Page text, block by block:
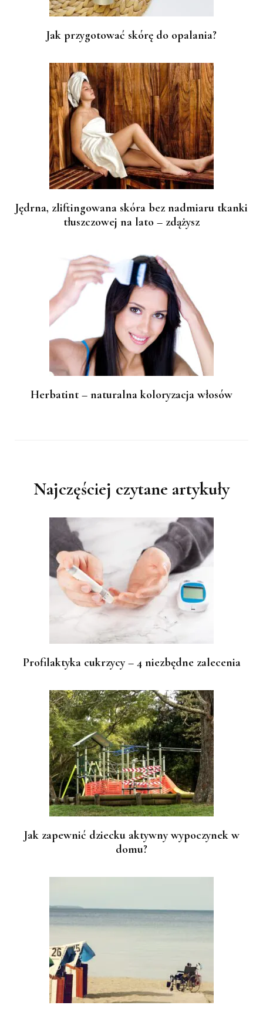
Jak przygotować skórę do opalania?
Jędrna, zliftingowana skóra bez nadmiaru tkanki
tłuszczowej na lato – zdążysz
Herbatint – naturalna koloryzacja włosów
Najczęściej czytane artykuły
Profilaktyka cukrzycy – 4 niezbędne zalecenia
Jak zapewnić dziecku aktywny wypoczynek w
domu?